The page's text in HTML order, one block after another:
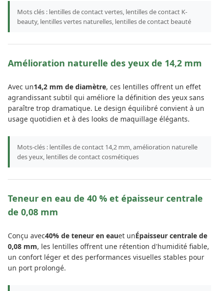
Mots clés : lentilles de contact vertes, lentilles de contact K-
beauty, lentilles vertes naturelles, lentilles de contact beauté
Amélioration naturelle des yeux de 14,2 mm
Avec un14,2 mm de diamètre, ces lentilles offrent un effet
agrandissant subtil qui améliore la définition des yeux sans
paraître trop dramatique. Le design équilibré convient à un
usage quotidien et à des looks de maquillage élégants.
Mots-clés : lentilles de contact 14,2 mm, amélioration naturelle
des yeux, lentilles de contact cosmétiques
Teneur en eau de 40 % et épaisseur centrale
de 0,08 mm
Conçu avec40% de teneur en eauet unÉpaisseur centrale de
0,08 mm, les lentilles offrent une rétention d'humidité fiable,
un confort léger et des performances visuelles stables pour
un port prolongé.